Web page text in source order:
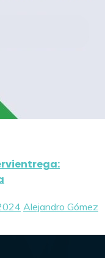
Alejandro Gómez